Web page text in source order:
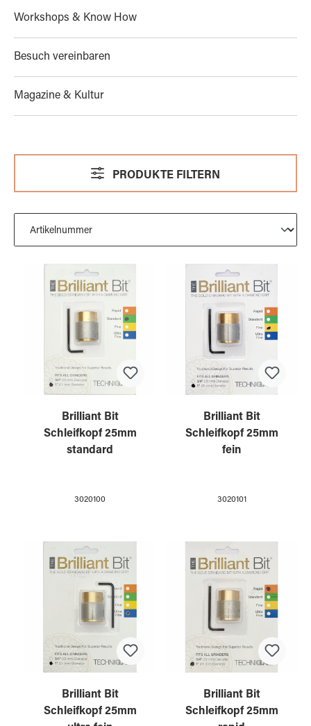
Workshops & Know How
Besuch vereinbaren
Magazine & Kultur
PRODUKTE FILTERN
Brilliant Bit
Schleifkopf 25mm
standard
3020100
Brilliant Bit
Schleifkopf 25mm
fein
3020101
Brilliant Bit
Schleifkopf 25mm
Brilliant Bit
Schleifkopf 25mm